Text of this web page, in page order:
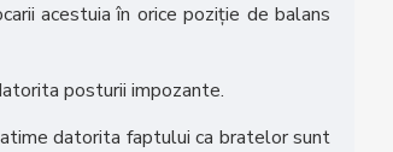
acestuia în orice poziție de balans
posturii impozante.
datorita faptului ca bratelor sunt